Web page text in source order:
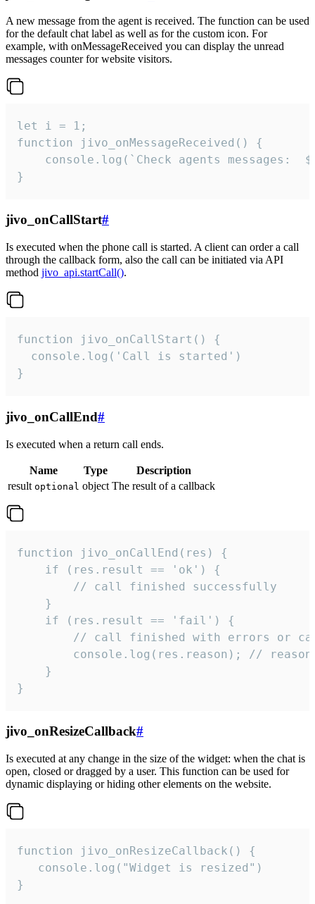
A new message from the agent is received. The function can be used
for the default chat label as well as for the custom icon. For
example, with onMessageReceived you can display the unread
messages counter for website visitors.
let i = 1;
function jivo_onMessageReceived() {
}
jivo_onCallStart#
Is executed when the phone call is started. A client can order a call
through the callback form, also the call can be initiated via API
method jivo_api.startCall().
function jivo_onCallStart() {
  console.log('Call is started')
}
jivo_onCallEnd#
Is executed when a return call ends.
Name Type
Description
result optional object The result of a callback
function jivo_onCallEnd(res) {
    if (res.result == 'ok') {
        // call finished successfully
    }
    if (res.result == 'fail') {
// call finished with errors or
console.log(res.reason); //
    }
}
jivo_onResizeCallback#
Is executed at any change in the size of the widget: when the chat is
open, closed or dragged by a user. This function can be used for
dynamic displaying or hiding other elements on the website.
function jivo_onResizeCallback() {
   console.log("Widget is resized")
}